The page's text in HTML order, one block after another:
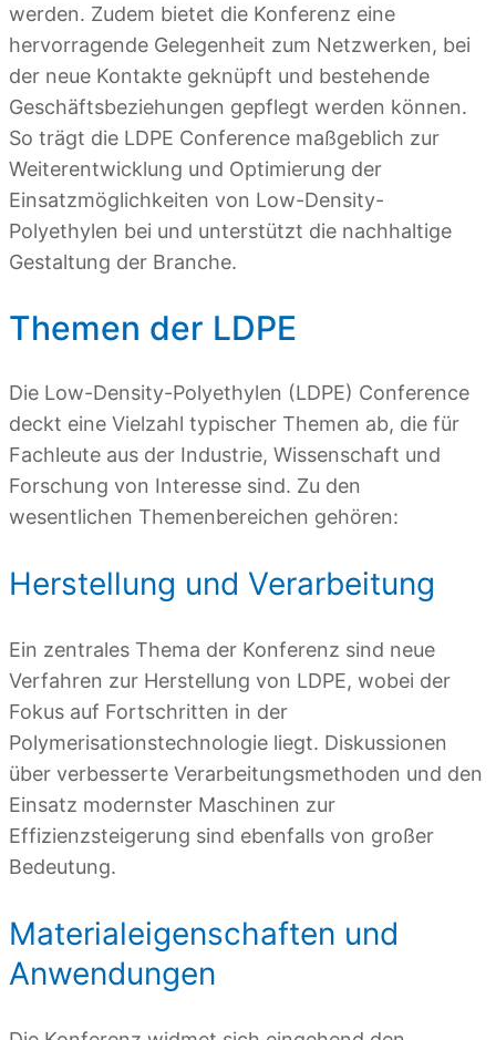
werden. Zudem bietet die Konferenz eine
hervorragende Gelegenheit zum Netzwerken, bei
der neue Kontakte geknüpft und bestehende
Geschäftsbeziehungen gepflegt werden können.
So trägt die LDPE Conference maßgeblich zur
Weiterentwicklung und Optimierung der
Einsatzmöglichkeiten von Low-Density-
Polyethylen bei und unterstützt die nachhaltige
Gestaltung der Branche.
Themen der LDPE
Die Low-Density-Polyethylen (LDPE) Conference
deckt eine Vielzahl typischer Themen ab, die für
Fachleute aus der Industrie, Wissenschaft und
Forschung von Interesse sind. Zu den
wesentlichen Themenbereichen gehören:
Herstellung und Verarbeitung
Ein zentrales Thema der Konferenz sind neue
Verfahren zur Herstellung von LDPE, wobei der
Fokus auf Fortschritten in der
Polymerisationstechnologie liegt. Diskussionen
über verbesserte Verarbeitungsmethoden und den
Einsatz modernster Maschinen zur
Effizienzsteigerung sind ebenfalls von großer
Bedeutung.
Materialeigenschaften und
Anwendungen